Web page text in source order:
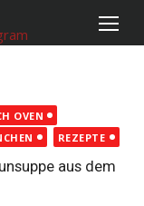
OVEN
REZEPTE
aus dem